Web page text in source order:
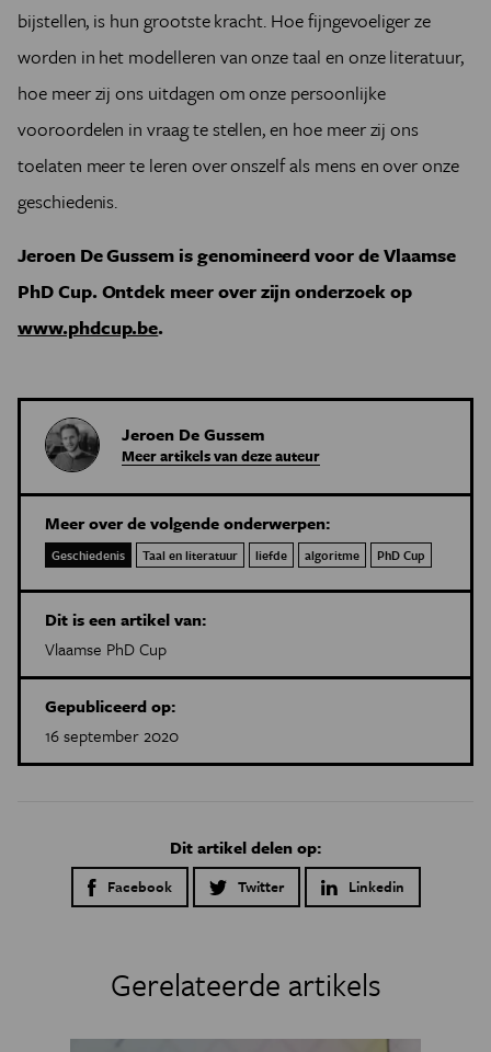
bijstellen, is hun grootste kracht. Hoe fijngevoeliger ze
worden in het modelleren van onze taal en onze literatuur,
hoe meer zij ons uitdagen om onze persoonlijke
vooroordelen in vraag te stellen, en hoe meer zij ons
toelaten meer te leren over onszelf als mens en over onze
geschiedenis.
Jeroen De Gussem is genomineerd voor de Vlaamse
PhD Cup. Ontdek meer over zijn onderzoek op
www.phdcup.be.
Jeroen De Gussem
Meer artikels van deze auteur
Meer over de volgende onderwerpen:
Geschiedenis Taal en literatuur liefde algoritme PhD Cup
Dit is een artikel van:
Vlaamse PhD Cup
Gepubliceerd op:
16 september 2020
Dit artikel delen op:
Facebook Twitter Linkedin
Gerelateerde artikels